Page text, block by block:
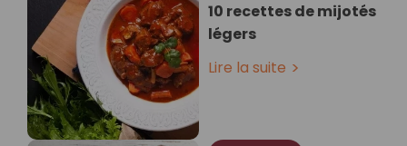
10 recettes de mijotés
légers
Lire la suite